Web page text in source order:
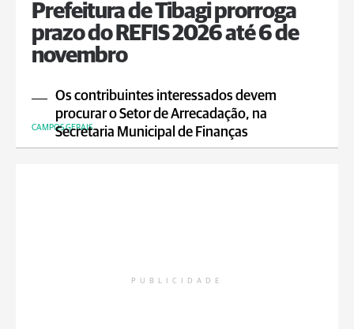
Prefeitura de Tibagi prorroga
prazo do REFIS 2026 até 6 de
novembro
Os contribuintes interessados devem
procurar o Setor de Arrecadação, na
Secretaria Municipal de Finanças
CAMPOS GERAIS
PUBLICIDADE